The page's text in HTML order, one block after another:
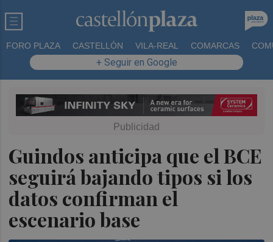
FORO PLAZA CASTELLÓN VILA-REAL COMARCAS
+ Seguir en Google
Guindos anticipa que el BCE
seguirá bajando tipos si los
datos confirman el
escenario base